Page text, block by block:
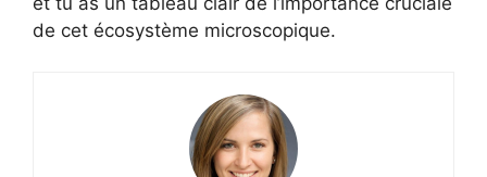
de cet écosystème microscopique.